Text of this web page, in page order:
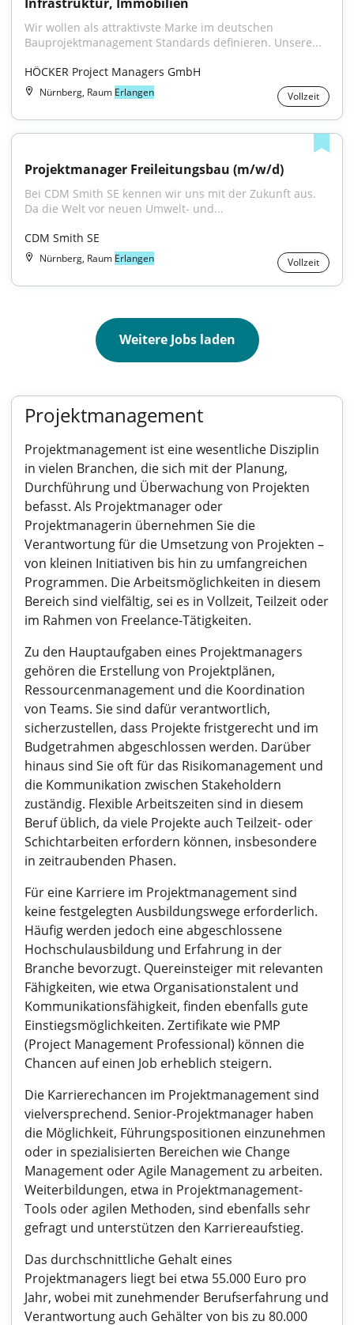
Wir wollen als attraktivste Marke im deutschen
Bauprojektmanagement Standards definieren. Unsere...
HÖCKER Project Managers GmbH
Nürnberg, Raum Erlangen Vollzeit
Projektmanager Freileitungsbau (m/w/d)
Bei CDM Smith SE kennen wir uns mit der Zukunft aus.
Da die Welt vor neuen Umwelt- und...
CDM Smith SE
Nürnberg, Raum Erlangen Vollzeit
Weitere Jobs laden
Projektmanagement
Projektmanagement ist eine wesentliche Disziplin
in vielen Branchen, die sich mit der Planung,
Durchführung und Überwachung von Projekten
befasst. Als Projektmanager oder
Projektmanagerin übernehmen Sie die
Verantwortung für die Umsetzung von Projekten –
von kleinen Initiativen bis hin zu umfangreichen
Programmen. Die Arbeitsmöglichkeiten in diesem
Bereich sind vielfältig, sei es in Vollzeit, Teilzeit oder
im Rahmen von Freelance-Tätigkeiten.
Zu den Hauptaufgaben eines Projektmanagers
gehören die Erstellung von Projektplänen,
Ressourcenmanagement und die Koordination
von Teams. Sie sind dafür verantwortlich,
sicherzustellen, dass Projekte fristgerecht und im
Budgetrahmen abgeschlossen werden. Darüber
hinaus sind Sie oft für das Risikomanagement und
die Kommunikation zwischen Stakeholdern
zuständig. Flexible Arbeitszeiten sind in diesem
Beruf üblich, da viele Projekte auch Teilzeit- oder
Schichtarbeiten erfordern können, insbesondere
in zeitraubenden Phasen.
Für eine Karriere im Projektmanagement sind
keine festgelegten Ausbildungswege erforderlich.
Häufig werden jedoch eine abgeschlossene
Hochschulausbildung und Erfahrung in der
Branche bevorzugt. Quereinsteiger mit relevanten
Fähigkeiten, wie etwa Organisationstalent und
Kommunikationsfähigkeit, finden ebenfalls gute
Einstiegsmöglichkeiten. Zertifikate wie PMP
(Project Management Professional) können die
Chancen auf einen Job erheblich steigern.
Die Karrierechancen im Projektmanagement sind
vielversprechend. Senior-Projektmanager haben
die Möglichkeit, Führungspositionen einzunehmen
oder in spezialisierten Bereichen wie Change
Management oder Agile Management zu arbeiten.
Weiterbildungen, etwa in Projektmanagement-
Tools oder agilen Methoden, sind ebenfalls sehr
gefragt und unterstützen den Karriereaufstieg.
Das durchschnittliche Gehalt eines
Projektmanagers liegt bei etwa 55.000 Euro pro
Jahr, wobei mit zunehmender Berufserfahrung und
Verantwortung auch Gehälter von bis zu 80.000